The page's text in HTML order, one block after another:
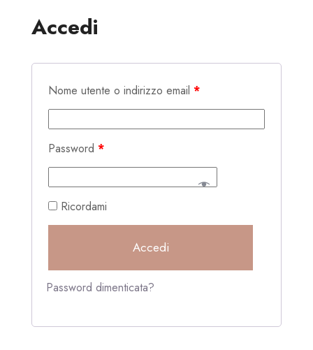
Accedi
Nome utente o indirizzo email *
Password *
Ricordami
Accedi
Password dimenticata?